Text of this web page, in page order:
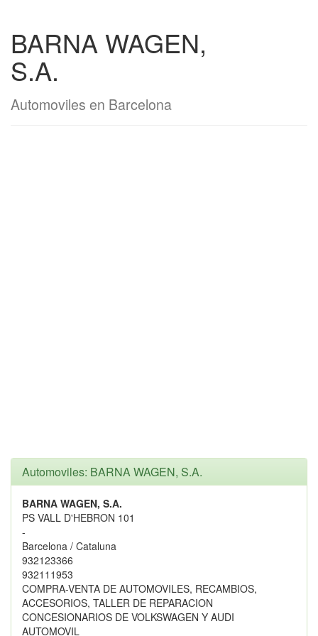
BARNA WAGEN,
S.A.
Automoviles en Barcelona
Automoviles: BARNA WAGEN, S.A.
BARNA WAGEN, S.A.
PS VALL D'HEBRON 101
-
Barcelona / Cataluna
932123366
932111953
COMPRA-VENTA DE AUTOMOVILES, RECAMBIOS,
ACCESORIOS, TALLER DE REPARACION
CONCESIONARIOS DE VOLKSWAGEN Y AUDI
AUTOMOVIL